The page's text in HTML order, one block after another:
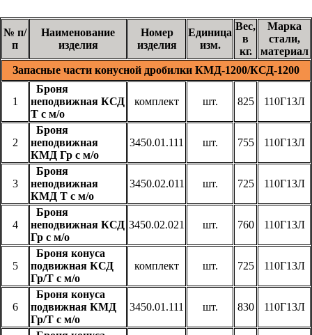
№ п/
п
Наименование
изделия
Номер
изделия
Единица
изм.
Вес,
в
кг.
Марка
стали,
материал
Запасные части конусной дробилки КМД-1200/КСД-1200
1
Броня
неподвижная КСД
Т с м/о
комплект шт. 825 110Г13Л
2
Броня
неподвижная
КМД Гр с м/о
3450.01.111 шт. 755 110Г13Л
3
Броня
неподвижная
КМД Т с м/о
3450.02.011 шт. 725 110Г13Л
4
Броня
неподвижная КСД
Гр с м/о
3450.02.021 шт. 760 110Г13Л
5
Броня конуса
подвижная КСД
Гр/Т с м/о
комплект шт. 725 110Г13Л
6
Броня конуса
подвижная КМД
Гр/Т с м/о
3450.01.111 шт. 830 110Г13Л